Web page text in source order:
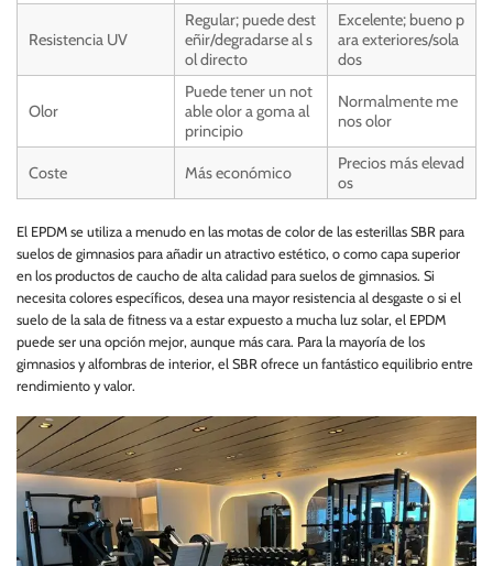
Resistencia UV
Regular; puede dest
eñir/degradarse al s
ol directo
Excelente; bueno p
ara exteriores/sola
dos
Olor
Puede tener un not
able olor a goma al
principio
Normalmente me
nos olor
Coste Más económico
Precios más elevad
os
El EPDM se utiliza a menudo en las motas de color de las esterillas SBR para
suelos de gimnasios para añadir un atractivo estético, o como capa superior
en los productos de caucho de alta calidad para suelos de gimnasios. Si
necesita colores específicos, desea una mayor resistencia al desgaste o si el
suelo de la sala de fitness va a estar expuesto a mucha luz solar, el EPDM
puede ser una opción mejor, aunque más cara. Para la mayoría de los
gimnasios y alfombras de interior, el SBR ofrece un fantástico equilibrio entre
rendimiento y valor.